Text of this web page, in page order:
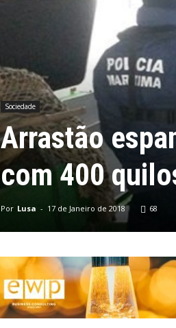
Sociedade
Arrastão
com 400
Por Lusa - 17 de Janeiro de 2018 68